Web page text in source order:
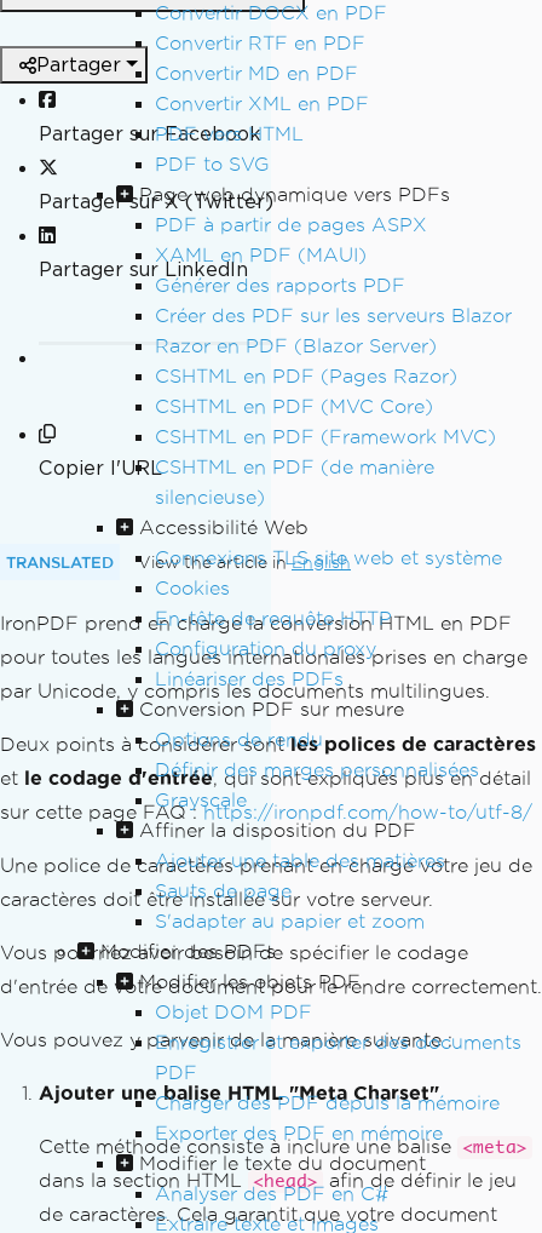
Convertir DOCX en PDF
Convertir RTF en PDF
Convertir MD en PDF
Convertir XML en PDF
PDF vers HTML
PDF to SVG
Page web dynamique vers PDFs
PDF à partir de pages ASPX
XAML en PDF (MAUI)
Générer des rapports PDF
Créer des PDF sur les serveurs Blazor
Razor en PDF (Blazor Server)
CSHTML en PDF (Pages Razor)
CSHTML en PDF (MVC Core)
CSHTML en PDF (Framework MVC)
CSHTML en PDF (de manière
silencieuse)
Accessibilité Web
Connexions TLS site web et système
Cookies
En-tête de requête HTTP
Configuration du proxy
Linéariser des PDFs
Conversion PDF sur mesure
Options de rendu
Définir des marges personnalisées
Grayscale
Affiner la disposition du PDF
Ajouter une table des matières
Sauts de page
S'adapter au papier et zoom
Modifier des PDFs
Modifier les objets PDF
Objet DOM PDF
Enregistrer et exporter des documents
PDF
Charger des PDF depuis la mémoire
Exporter des PDF en mémoire
Modifier le texte du document
Analyser des PDF en C#
Extraire texte et images
Partager
Partager sur Facebook
Partager sur X (Twitter)
Partager sur LinkedIn
Copier l'URL
TRANSLATED View the article inEnglish
IronPDF prend en charge la conversion HTML en PDF
pour toutes les langues internationales prises en charge
par Unicode, y compris les documents multilingues.
Deux points à considérer sontles polices de caractères
et le codage d'entrée, qui sont expliqués plus en détail
sur cette page FAQ :https://ironpdf.com/how-to/utf-8/
Une police de caractères prenant en charge votre jeu de
caractères doit être installée sur votre serveur.
Vous pourriez avoir besoin de spécifier le codage
d'entrée de votre document pour le rendre correctement.
Vous pouvez y parvenir de la manière suivante :
Ajouter une balise HTML "Meta Charset"
Cette méthode consiste à inclure une balise <meta>
dans la section HTML <head>
afin de définir le jeu
de caractères. Cela garantit que votre document